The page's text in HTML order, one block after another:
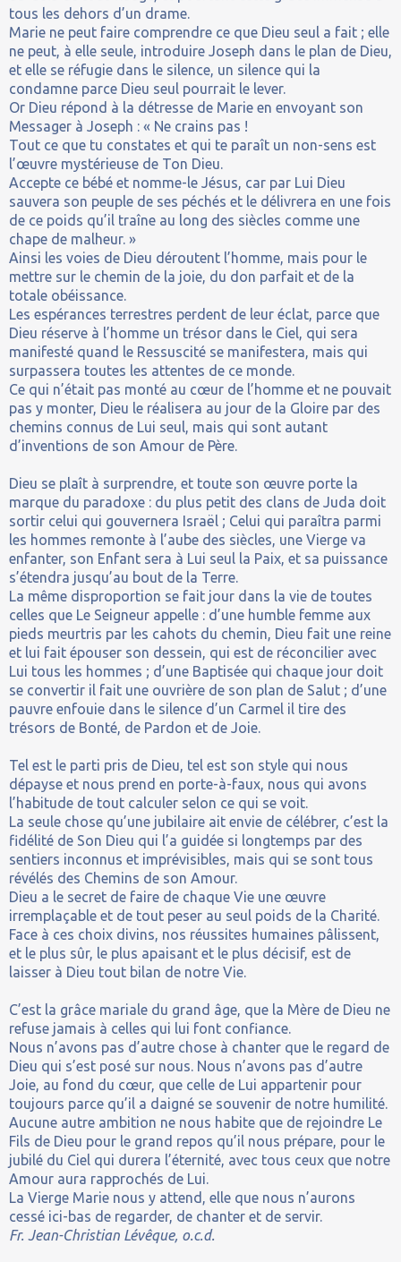
tous les dehors d’un drame.
Marie ne peut faire comprendre ce que Dieu seul a fait ; elle
ne peut, à elle seule, introduire Joseph dans le plan de Dieu,
et elle se réfugie dans le silence, un silence qui la
condamne parce Dieu seul pourrait le lever.
Or Dieu répond à la détresse de Marie en envoyant son
Messager à Joseph : « Ne crains pas !
Tout ce que tu constates et qui te paraît un non-sens est
l’œuvre mystérieuse de Ton Dieu.
Accepte ce bébé et nomme-le Jésus, car par Lui Dieu
sauvera son peuple de ses péchés et le délivrera en une fois
de ce poids qu’il traîne au long des siècles comme une
chape de malheur. »
Ainsi les voies de Dieu déroutent l’homme, mais pour le
mettre sur le chemin de la joie, du don parfait et de la
totale obéissance.
Les espérances terrestres perdent de leur éclat, parce que
Dieu réserve à l’homme un trésor dans le Ciel, qui sera
manifesté quand le Ressuscité se manifestera, mais qui
surpassera toutes les attentes de ce monde.
Ce qui n’était pas monté au cœur de l’homme et ne pouvait
pas y monter, Dieu le réalisera au jour de la Gloire par des
chemins connus de Lui seul, mais qui sont autant
d’inventions de son Amour de Père.
Dieu se plaît à surprendre, et toute son œuvre porte la
marque du paradoxe : du plus petit des clans de Juda doit
sortir celui qui gouvernera Israël ; Celui qui paraîtra parmi
les hommes remonte à l’aube des siècles, une Vierge va
enfanter, son Enfant sera à Lui seul la Paix, et sa puissance
s’étendra jusqu’au bout de la Terre.
La même disproportion se fait jour dans la vie de toutes
celles que Le Seigneur appelle : d’une humble femme aux
pieds meurtris par les cahots du chemin, Dieu fait une reine
et lui fait épouser son dessein, qui est de réconcilier avec
Lui tous les hommes ; d’une Baptisée qui chaque jour doit
se convertir il fait une ouvrière de son plan de Salut ; d’une
pauvre enfouie dans le silence d’un Carmel il tire des
trésors de Bonté, de Pardon et de Joie.
Tel est le parti pris de Dieu, tel est son style qui nous
dépayse et nous prend en porte-à-faux, nous qui avons
l’habitude de tout calculer selon ce qui se voit.
La seule chose qu’une jubilaire ait envie de célébrer, c’est la
fidélité de Son Dieu qui l’a guidée si longtemps par des
sentiers inconnus et imprévisibles, mais qui se sont tous
révélés des Chemins de son Amour.
Dieu a le secret de faire de chaque Vie une œuvre
irremplaçable et de tout peser au seul poids de la Charité.
Face à ces choix divins, nos réussites humaines pâlissent,
et le plus sûr, le plus apaisant et le plus décisif, est de
laisser à Dieu tout bilan de notre Vie.
C’est la grâce mariale du grand âge, que la Mère de Dieu ne
refuse jamais à celles qui lui font confiance.
Nous n’avons pas d’autre chose à chanter que le regard de
Dieu qui s’est posé sur nous. Nous n’avons pas d’autre
Joie, au fond du cœur, que celle de Lui appartenir pour
toujours parce qu’il a daigné se souvenir de notre humilité.
Aucune autre ambition ne nous habite que de rejoindre Le
Fils de Dieu pour le grand repos qu’il nous prépare, pour le
jubilé du Ciel qui durera l’éternité, avec tous ceux que notre
Amour aura rapprochés de Lui.
La Vierge Marie nous y attend, elle que nous n’aurons
cessé ici-bas de regarder, de chanter et de servir.
Fr. Jean-Christian Lévêque, o.c.d.